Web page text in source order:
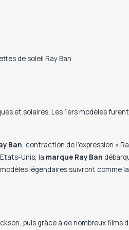
de soleil Ray Ban
et solaires. Les 1ers modèles
Ban, contraction de l’expression «
Unis, la marque Ray Ban
légendaires suivront comme
puis grâce à de nombreux films